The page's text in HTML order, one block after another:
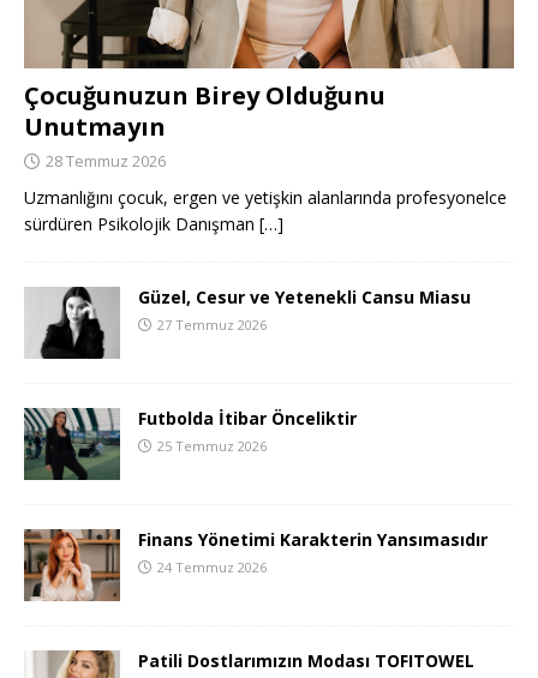
Çocuğunuzun Birey Olduğunu
Unutmayın
28 Temmuz 2026
Uzmanlığını çocuk, ergen ve yetişkin alanlarında profesyonelce
sürdüren Psikolojik Danışman […]
Güzel, Cesur ve Yetenekli Cansu Miasu
27 Temmuz 2026
Futbolda İtibar Önceliktir
25 Temmuz 2026
Finans Yönetimi Karakterin Yansımasıdır
24 Temmuz 2026
Patili Dostlarımızın Modası TOFITOWEL